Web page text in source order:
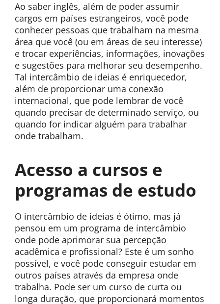
Ao saber inglês, além de poder assumir
cargos em países estrangeiros, você pode
conhecer pessoas que trabalham na mesma
área que você (ou em áreas de seu interesse)
e trocar experiências, informações, inovações
e sugestões para melhorar seu desempenho.
Tal intercâmbio de ideias é enriquecedor,
além de proporcionar uma conexão
internacional, que pode lembrar de você
quando precisar de determinado serviço, ou
quando for indicar alguém para trabalhar
onde trabalham.
Acesso a cursos e
programas de estudo
O intercâmbio de ideias é ótimo, mas já
pensou em um programa de intercâmbio
onde pode aprimorar sua percepção
acadêmica e profissional? Este é um sonho
possível, e você pode conseguir estudar em
outros países através da empresa onde
trabalha. Pode ser um curso de curta ou
longa duração, que proporcionará momentos